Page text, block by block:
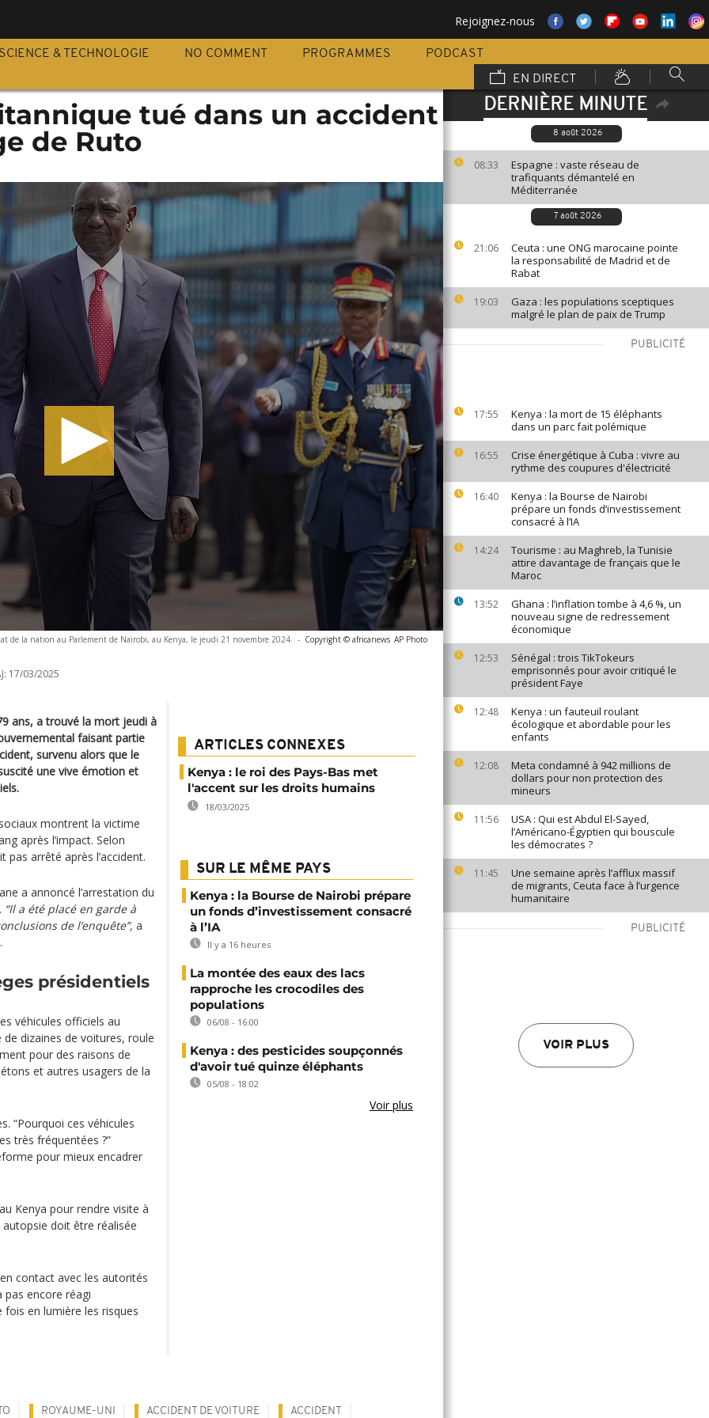
Rejoignez-nous
SCIENCE & TECHNOLOGIE NO COMMENT PROGRAMMES
PODCAST
EN DIRECT
DERNIÈRE MINUTE
8 août 2026
08:33
Espagne : vaste réseau de
trafiquants démantelé en
Méditerranée
7 août 2026
21:06
Ceuta : une ONG marocaine pointe
la responsabilité de Madrid et de
Rabat
19:03
Gaza : les populations sceptiques
malgré le plan de paix de Trump
PUBLICITÉ
17:55
Kenya : la mort de 15 éléphants
dans un parc fait polémique
16:55
Crise énergétique à Cuba : vivre au
rythme des coupures d'électricité
16:40
Kenya : la Bourse de Nairobi
prépare un fonds d’investissement
consacré à l’IA
14:24
Tourisme : au Maghreb, la Tunisie
attire davantage de français que le
Maroc
13:52
Ghana : l’inflation tombe à 4,6 %, un
nouveau signe de redressement
économique
12:53
Sénégal : trois TikTokeurs
emprisonnés pour avoir critiqué le
président Faye
12:48
Kenya : un fauteuil roulant
écologique et abordable pour les
enfants
12:08
Meta condamné à 942 millions de
dollars pour non protection des
mineurs
11:56
USA : Qui est Abdul El-Sayed,
l’Américano-Égyptien qui bouscule
les démocrates ?
11:45
Une semaine après l’afflux massif
de migrants, Ceuta face à l’urgence
humanitaire
PUBLICITÉ
VOIR PLUS
tué dans un accident
de Ruto
de la nation au Parlement de Nairobi, au Kenya, le jeudi 21 novembre 2024. - Copyright © africanews AP Photo
17/03/2025
ans, a trouvé la mort jeudi à
faisant partie
survenu alors que le
une vive émotion et
montrent la victime
après l’impact. Selon
arrêté après l’accident.
a annoncé l’arrestation du
“Il a été placé en garde à
de l’enquête”, a
présidentiels
véhicules officiels au
dizaines de voitures, roule
pour des raisons de
et autres usagers de la
“Pourquoi ces véhicules
très fréquentées ?”
pour mieux encadrer
Kenya pour rendre visite à
doit être réalisée
contact avec les autorités
pas encore réagi
en lumière les risques
ARTICLES CONNEXES
Kenya : le roi des Pays-Bas met
l'accent sur les droits humains
18/03/2025
SUR LE MÊME PAYS
Kenya : la Bourse de Nairobi prépare
un fonds d’investissement consacré
à l’IA
Il y a 16 heures
La montée des eaux des lacs
rapproche les crocodiles des
populations
06/08 - 16:00
Kenya : des pesticides soupçonnés
d'avoir tué quinze éléphants
05/08 - 18:02
Voir plus
ROYAUME-UNI ACCIDENT DE VOITURE ACCIDENT